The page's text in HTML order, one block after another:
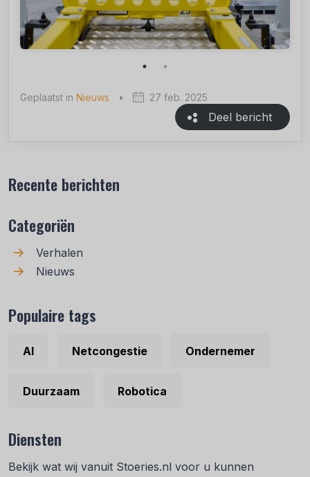
Geplaatst in Nieuws • 27 feb. 2025
Deel bericht
Recente berichten
Categoriën
Verhalen
Nieuws
Populaire tags
AI Netcongestie Ondernemer
Duurzaam Robotica
Diensten
Bekijk wat wij vanuit Stoeries.nl voor u kunnen